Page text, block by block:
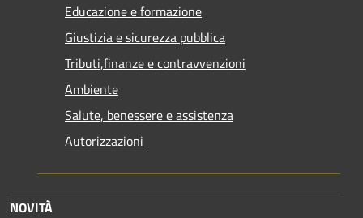
Educazione e formazione
Giustizia e sicurezza pubblica
Tributi,finanze e contravvenzioni
Ambiente
Salute, benessere e assistenza
Autorizzazioni
NOVITÀ